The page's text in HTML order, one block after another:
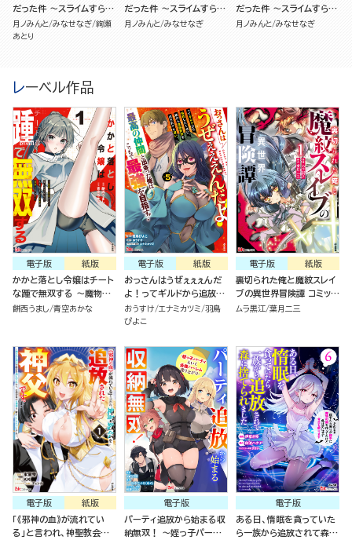
だった件 ～スライムすら倒
せない無能と罵られ追放さ
れたけど、初めて倒した一
月ノみんと みなせなぎ 絢瀬
あとり
だった件 ～スライムすら倒
せない無能と罵られ追放さ
月ノみんと みなせなぎ
だった件 ～スライムすら倒
せない無能と罵られ追放さ
月ノみんと みなせなぎ
レーベル作品
紙版
電子版
かかと落とし令嬢はチート
な踵で無双する ～魔物を
即死させて楽しんでいた
餅西うまし 青空あかな
紙版
電子版
おっさんはうぜぇぇぇんだ
よ！ってギルドから追放し
たくせに、後から復帰要請
を出されても遅い。最高の
で最強を目指す！ （5）
おうすけ エナミカツミ 羽鳥
ぴよこ
紙版
電子版
裏切られた俺と魔紋スレイ
ブの異世界冒険譚 コミック
版（1）
ムラ黒江 葉月二三
紙版
電子版
「《邪神の血》が流れてい
る」と言われ、神聖教会を
電子版
パーティ追放から始まる収
納無双！ ～姪っ子パーテ
電子版
ある日、惰眠を貪っていた
ら一族から追放されて森に